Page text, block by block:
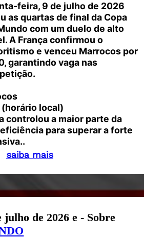
feira, 9 de julho de 2026
as quartas de final da Copa
com um duelo de alto
A França confirmou o
e venceu Marrocos por
garantindo vaga nas
(horário local)
controlou a maior parte da
para superar a forte
saiba mais
julho de 2026 e - Sobre